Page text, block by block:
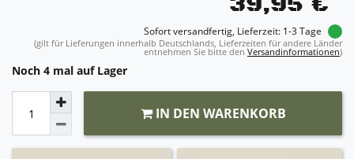
Sofort versandfertig, Lieferzeit: 1-3 Tage
(gilt für Lieferungen innerhalb Deutschlands, Lieferzeiten für andere Länder
entnehmen Sie bitte den Versandinformationen)
Noch 4 mal auf Lager
IN DEN WARENKORB